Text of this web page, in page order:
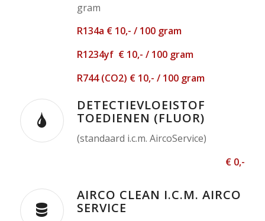
gram
R134a € 10,- / 100 gram
R1234yf € 10,- / 100 gram
R744 (CO2) € 10,- / 100 gram
DETECTIEVLOEISTOF
TOEDIENEN (FLUOR)
(standaard i.c.m. AircoService)
€ 0,-
AIRCO CLEAN I.C.M. AIRCO
SERVICE